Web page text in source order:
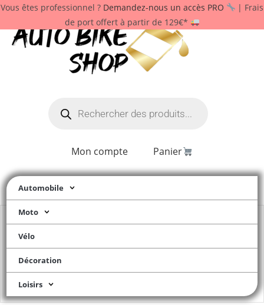
Vous êtes professionnel ? Demandez-nous un accès PRO
| Frais
de port offert à partir de 129€*
Mon compte Panier
Automobile
Moto
Vélo
Décoration
Loisirs